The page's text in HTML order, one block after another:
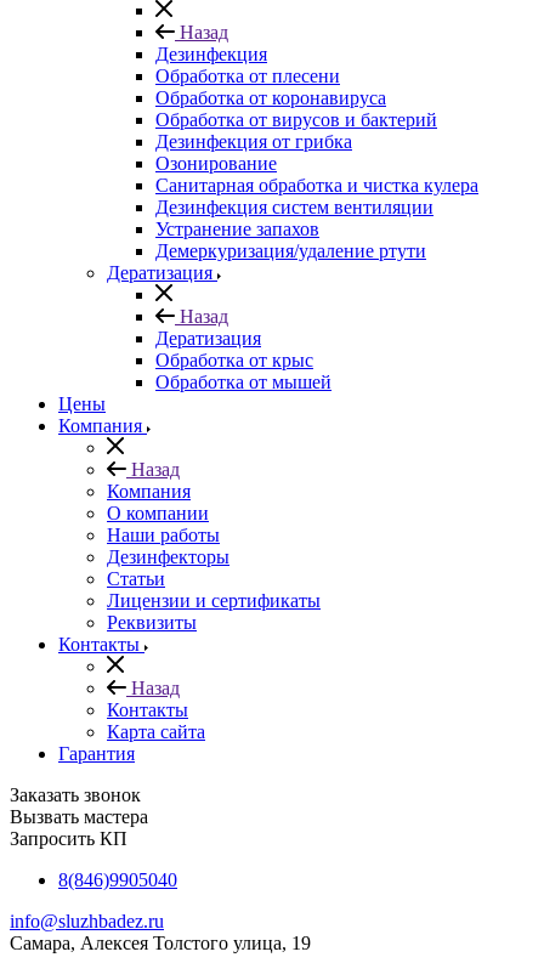
Назад
Дезинфекция
Обработка от плесени
Обработка от коронавируса
Обработка от вирусов и бактерий
Дезинфекция от грибка
Озонирование
Санитарная обработка и чистка кулера
Дезинфекция систем вентиляции
Устранение запахов
Демеркуризация/удаление ртути
Дератизация
Назад
Дератизация
Обработка от крыс
Обработка от мышей
Цены
Компания
Назад
Компания
О компании
Наши работы
Дезинфекторы
Статьи
Лицензии и сертификаты
Реквизиты
Контакты
Назад
Контакты
Карта сайта
Гарантия
Заказать звонок
Вызвать мастера
Запросить КП
8(846)9905040
info@sluzhbadez.ru
Самара, Алексея Толстого улица, 19